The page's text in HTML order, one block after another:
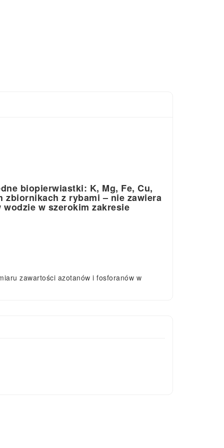
biopierwiastki: K, Mg, Fe, Cu,
zbiornikach z rybami – nie zawiera
w szerokim zakresie
zawartości azotanów i fosforanów w